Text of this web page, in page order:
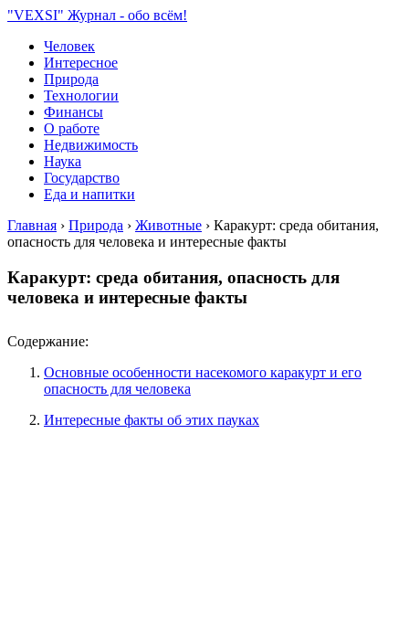
"VEXSI" Журнал - обо всём!
Человек
Интересное
Природа
Технологии
Финансы
О работе
Недвижимость
Наука
Государство
Еда и напитки
Главная › Природа › Животные › Каракурт: среда обитания,
опасность для человека и интересные факты
Каракурт: среда обитания, опасность для
человека и интересные факты
Содержание:
Основные особенности насекомого каракурт и его
опасность для человека
Интересные факты об этих пауках